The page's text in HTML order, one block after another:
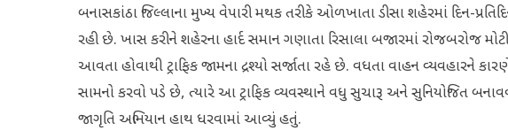
બનાસકાંઠા જિલ્લાના મુખ્ય વેપારી મથક તરીકે ઓળખાતા ડીસા શહેરમાં દિન-
રહી છે. ખાસ કરીને શહેરના હાર્દ સમાન ગણાતા રિસાલા બજારમાં રોજબરોજ
આવતા હોવાથી ટ્રાફિક જામના દ્રશ્યો સર્જાતા રહે છે. વધતા વાહન વ્યવહારને
સામનો કરવો પડે છે, ત્યારે આ ટ્રાફિક વ્યવસ્થાને વધુ સુચારૂ અને સુનિયોજિત
જાગૃતિ અભિયાન હાથ ધરવામાં આવ્યું હતું.​